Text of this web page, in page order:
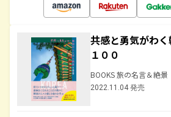
共感と勇気がわ
１００
BOOKS 旅の名言＆絶景
2022.11.04 発売